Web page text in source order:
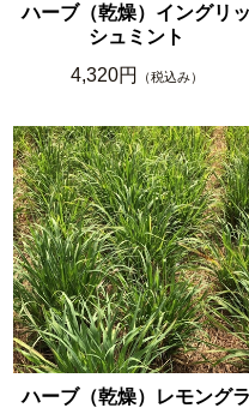
ハーブ（乾燥）イングリッ
シュミント
4,320円
（税込み）
ハーブ（乾燥）レモングラ